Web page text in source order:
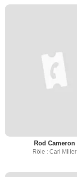
Rod Cameron
Rôle : Carl Miller